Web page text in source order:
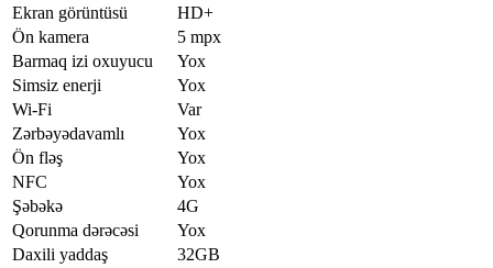
Ekran görüntüsü
HD+
Ön kamera
5 mpx
Barmaq izi oxuyucu
Yox
Simsiz enerji
Yox
Wi-Fi
Var
Zərbəyədavamlı
Yox
Ön fləş
Yox
NFC
Yox
Şəbəkə
4G
Qorunma dərəcəsi
Yox
Daxili yaddaş
32GB